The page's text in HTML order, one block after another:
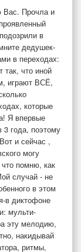
Вас. Прочла и
в
дедушек-
в переходах:
так, что иной
играют ВСЁ,
которые
Я впервые
3 года, поэтому
и сейчас ,
могу
что помню, как
случай - не
в этом
в диктофоне
мульти-
эту мелодию,
накидывай
ритмы,